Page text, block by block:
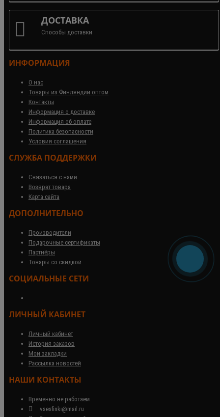
ДОСТАВКА
Способы доставки
ИНФОРМАЦИЯ
О нас
Товары из Финляндии оптом
Контакты
Информация о доставке
Информация об оплате
Политика безопасности
Условия соглашения
СЛУЖБА ПОДДЕРЖКИ
Связаться с нами
Возврат товара
Карта сайта
ДОПОЛНИТЕЛЬНО
Производители
Подарочные сертификаты
Партнёры
Товары со скидкой
СОЦИАЛЬНЫЕ СЕТИ
ЛИЧНЫЙ КАБИНЕТ
Личный кабинет
История заказов
Мои закладки
Рассылка новостей
НАШИ КОНТАКТЫ
Временно не работаем
vsesfinki@mail.ru